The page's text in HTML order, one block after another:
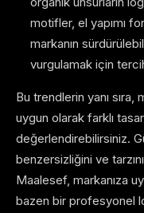
motifler, el yapımı
markanın
vurgulamak için
Bu trendlerin yanı sıra,
uygun olarak farklı
değerlendirebilirsiniz.
benzersizliğini ve
Maalesef, markanıza
bazen bir profesyonel